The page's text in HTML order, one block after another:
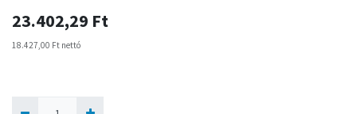
23.402,29 Ft
18.427,00 Ft nettó